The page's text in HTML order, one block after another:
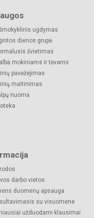
ugdymas
dienos grupė
švietimas
mokiniams ir tėvams
pavėžėjimas
maitinimas
nuoma
darbo vietos
duomenų apsauga
su visuomene
užduodami klausimai